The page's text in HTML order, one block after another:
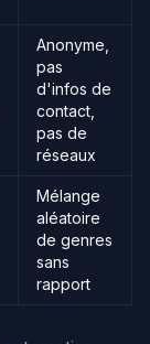
Anonyme,
pas
d'infos de
contact,
pas de
réseaux
Mélange
aléatoire
de genres
sans
rapport